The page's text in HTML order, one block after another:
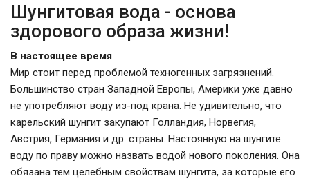
Шунгитовая вода - основа
здорового образа жизни!
В настоящее время
Мир стоит перед проблемой техногенных загрязнений.
Большинство стран Западной Европы, Америки уже давно
не употребляют воду из-под крана. Не удивительно, что
карельский шунгит закупают Голландия, Норвегия,
Австрия, Германия и др. страны. Настоянную на шунгите
воду по праву можно назвать водой нового поколения. Она
обязана тем целебным свойствам шунгита, за которые его